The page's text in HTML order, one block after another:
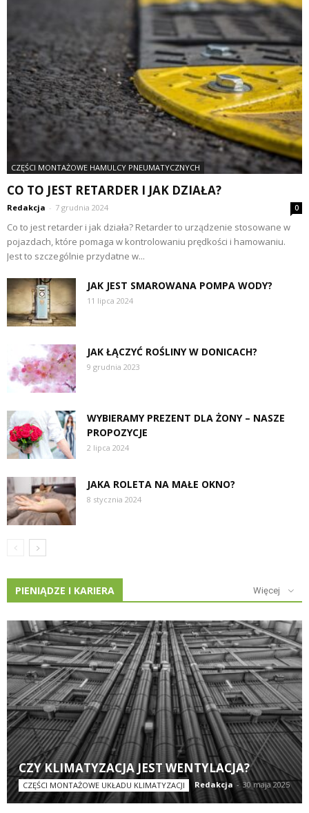
CZĘŚCI MONTAŻOWE HAMULCY PNEUMATYCZNYCH
CO TO JEST RETARDER I JAK DZIAŁA?
Redakcja - 7 grudnia 2024 0
Co to jest retarder i jak działa? Retarder to urządzenie stosowane w
pojazdach, które pomaga w kontrolowaniu prędkości i hamowaniu.
Jest to szczególnie przydatne w...
JAK JEST SMAROWANA POMPA WODY?
11 lipca 2024
JAK ŁĄCZYĆ ROŚLINY W DONICACH?
9 grudnia 2023
WYBIERAMY PREZENT DLA ŻONY – NASZE
PROPOZYCJE
2 lipca 2024
JAKA ROLETA NA MAŁE OKNO?
8 stycznia 2024
PIENIĄDZE I KARIERA Więcej
CZY KLIMATYZACJA JEST WENTYLACJA?
CZĘŚCI MONTAŻOWE UKŁADU KLIMATYZACJI Redakcja - 30 maja 2025